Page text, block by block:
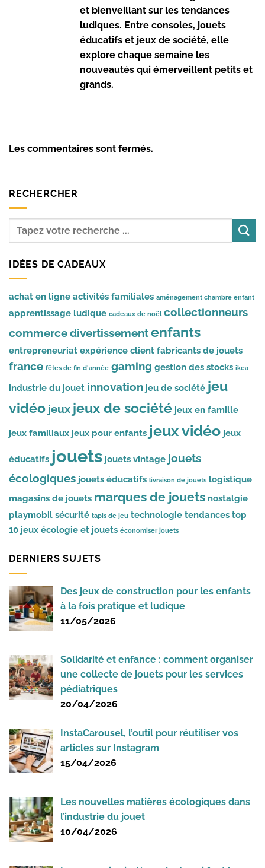
et bienveillant sur les tendances
ludiques. Entre consoles, jouets
éducatifs et jeux de société, elle
explore chaque semaine les
nouveautés qui émerveillent petits et
grands.
Les commentaires sont fermés.
RECHERCHER
IDÉES DE CADEAUX
achat en ligne activités familiales aménagement chambre enfant
apprentissage ludique cadeaux de noël collectionneurs
commercedivertissementenfants
entrepreneuriat expérience client fabricants de jouets
france fêtes de fin d'année gaming gestion des stocks ikea
industrie du jouet innovation jeu de société jeu
vidéo jeux jeux de société jeux en famille
jeux familiaux jeux pour enfants jeux vidéo jeux
éducatifs jouets jouets vintage jouets
écologiques jouets éducatifs livraison de jouets logistique
magasins de jouets marques de jouets nostalgie
playmobil sécurité tapis de jeu technologie tendances top
10 jeux écologie et jouets économiser jouets
DERNIERS SUJETS
Des jeux de construction pour les enfants
à la fois pratique et ludique
11/05/2026
Solidarité et enfance : comment organiser
une collecte de jouets pour les services
pédiatriques
20/04/2026
InstaCarousel, l’outil pour réutiliser vos
articles sur Instagram
15/04/2026
Les nouvelles matières écologiques dans
l’industrie du jouet
10/04/2026